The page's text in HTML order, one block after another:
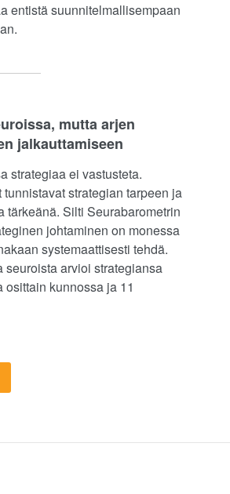
entistä suunnitelmallisempaan
mutta arjen
jalkauttamiseen
strategiaa ei vastusteta.
strategian tarpeen ja
tärkeänä. Silti Seurabarometrin
johtaminen on monessa
systemaattisesti tehdä.
arvioi strategiansa
kunnossa ja 11